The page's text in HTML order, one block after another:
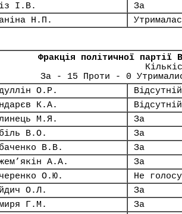
І.В.
За
Н.П.
Фракція політичної партії
За - 15 Проти - 0
О.Р.
Відсутній
К.А.
Відсутній
М.Я.
За
В.О.
За
В.В.
За
А.А.
За
О.Ю.
Не
О.Л.
За
Г.М.
За